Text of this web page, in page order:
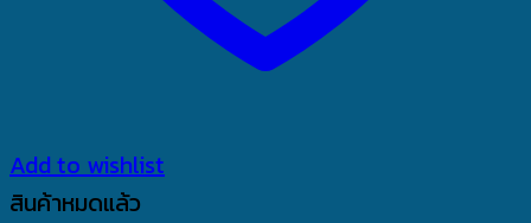
Add to wishlist
สินค้าหมดแล้ว